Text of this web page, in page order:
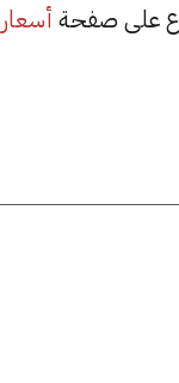
أسعار